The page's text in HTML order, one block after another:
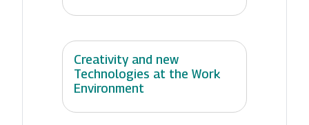
Creativity and new
Technologies at the Work
Environment